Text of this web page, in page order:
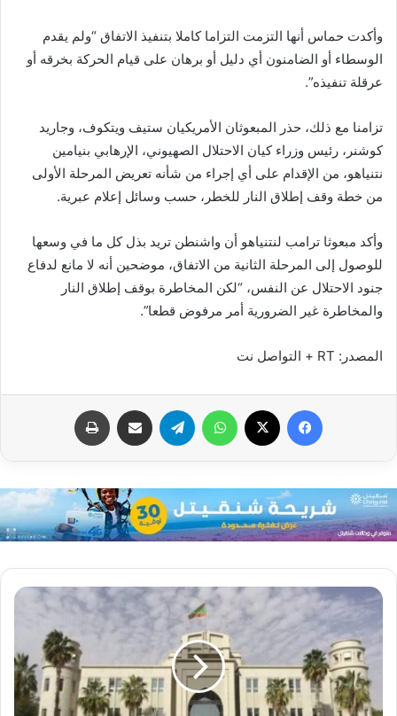
وأكدت حماس أنها التزمت التزاما كاملا بتنفيذ الاتفاق “ولم يقدم
الوسطاء أو الضامنون أي دليل أو برهان على قيام الحركة بخرقه أو
عرقلة تنفيذه”.
تزامنا مع ذلك، حذر المبعوثان الأمريكيان ستيف ويتكوف، وجاريد
كوشنر، رئيس وزراء كيان الاحتلال الصهيوني، الإرهابي بنيامين
نتنياهو، من الإقدام على أي إجراء من شأنه تعريض المرحلة الأولى
من خطة وقف إطلاق النار للخطر، حسب وسائل إعلام عبرية.
وأكد مبعوثا ترامب لنتنياهو أن واشنطن تريد بذل كل ما في وسعها
للوصول إلى المرحلة الثانية من الاتفاق، موضحين أنه لا مانع لدفاع
جنود الاحتلال عن النفس، “لكن المخاطرة بوقف إطلاق النار
والمخاطرة غير الضرورية أمر مرفوض قطعا”.
المصدر: RT + التواصل نت
فيسبوك واتساب تيلقرام مشاركة عبر البريد